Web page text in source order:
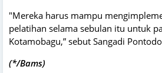
"Mereka harus mampu
pelatihan selama sebulan itu untuk
Kotamobagu,” sebut Sangadi
(*/Bams)